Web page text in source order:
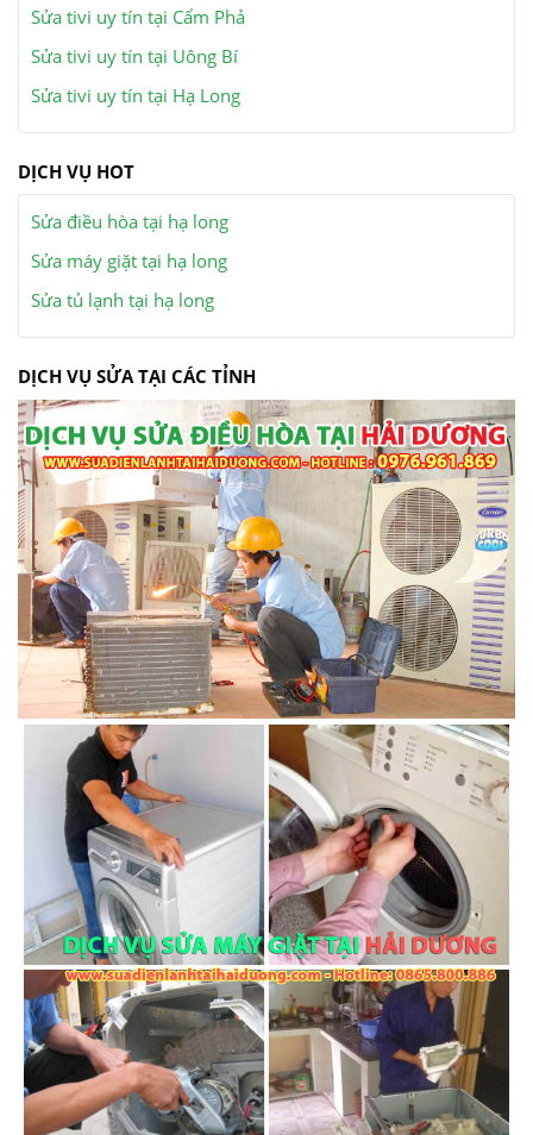
Sửa tivi uy tín tại Cẩm Phả
Sửa tivi uy tín tại Uông Bí
Sửa tivi uy tín tại Hạ Long
DỊCH VỤ HOT
Sửa điều hòa tại hạ long
Sửa máy giặt tại hạ long
Sửa tủ lạnh tại hạ long
DỊCH VỤ SỬA TẠI CÁC TỈNH